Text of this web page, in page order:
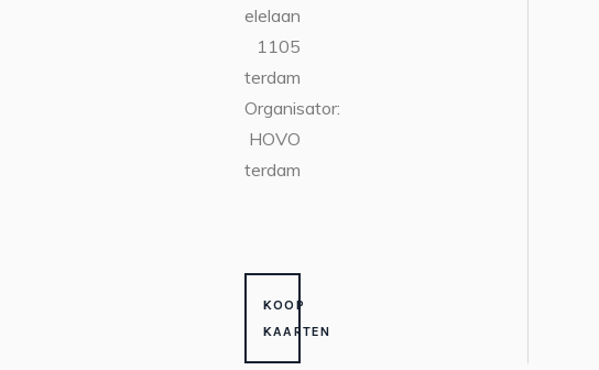
Boelelaan
1105
Amsterdam
Organisator:
HOVO
Amsterdam
KOOP
KAARTEN